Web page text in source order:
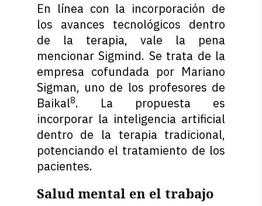
En línea con la incorporación de
los avances tecnológicos dentro
de la terapia, vale la pena
mencionar Sigmind. Se trata de la
empresa cofundada por Mariano
Sigman, uno de los profesores de
Baikal8. La propuesta es
incorporar la inteligencia artificial
dentro de la terapia tradicional,
potenciando el tratamiento de los
pacientes.
Salud mental en el trabajo